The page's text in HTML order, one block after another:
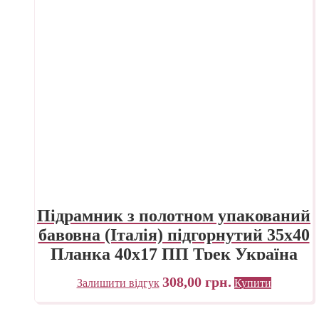
Підрамник з полотном упакований
бавовна (Італія) підгорнутий 35х40
Планка 40х17 ПП Трек Україна
Залишити відгук 308,00 грн. Купити